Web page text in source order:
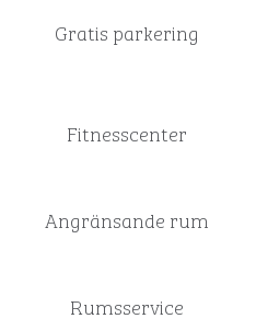
Gratis parkering
Fitnesscenter
Angränsande rum
Rumsservice